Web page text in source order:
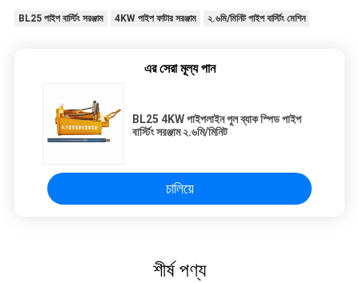
BL25 পাইপ বার্স্টিং সরঞ্জাম 4KW পাইপ ফাটার সরঞ্জাম ২.৬মি/মিনিট পাইপ বার্স্টিং মেশিন
এর সেরা মূল্য পান
BL25 4KW পাইপলাইন পুল ব্যাক স্পিড পাইপ
বার্স্টিং সরঞ্জাম ২.৬মি/মিনিট
চালিয়ে
শীর্ষ পণ্য